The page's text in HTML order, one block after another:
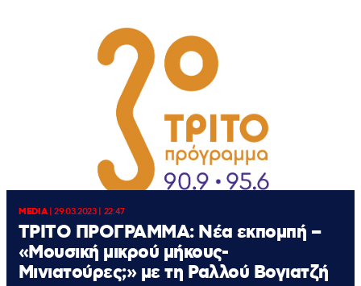
MEDIA|29.03.2023 | 22:47
ΤΡΙΤΟ ΠΡΟΓΡΑΜΜΑ: Νέα εκπομπή –
«Μουσική μικρού μήκους-
Μινιατούρες;» με τη Ραλλού Βογιατζή